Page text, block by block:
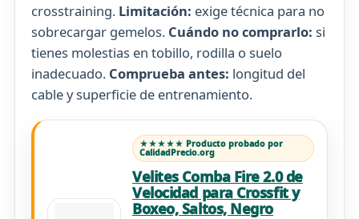
crosstraining. Limitación: exige técnica para no
sobrecargar gemelos. Cuándo no comprarlo: si
tienes molestias en tobillo, rodilla o suelo
inadecuado. Comprueba antes: longitud del
cable y superficie de entrenamiento.
★★★★★ Producto probado por
CalidadPrecio.org
Velites Comba Fire 2.0 de
Velocidad para Crossfit y
Boxeo, Saltos, Negro